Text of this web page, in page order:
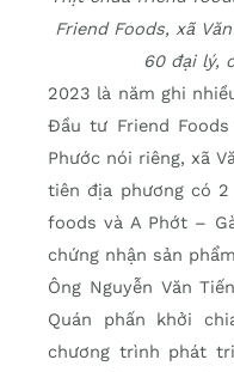
Friend Foods, xã
60 đại lý,
2023 là năm ghi
Đầu tư Friend
Phước nói riêng, xã
tiên địa phương có
foods và A Phớt –
chứng nhận sản
Ông Nguyễn Văn
Quán phấn khởi
chương trình phát